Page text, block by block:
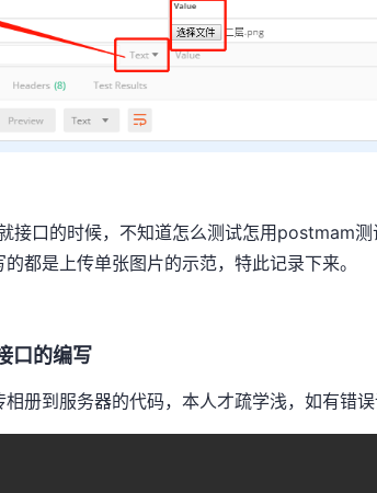
接口的时候，不知道怎么测试怎用postmam
都是上传单张图片的示范，特此记录下来。
口的编写
相册到服务器的代码，本人才疏学浅，如有错